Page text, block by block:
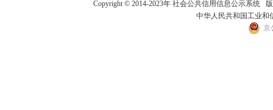
Copyright © 2014-2023年 社会公共信用信息公示系
中华人民共和国工业和
京